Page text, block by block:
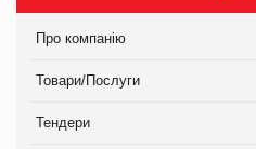
Про компанію
Товари/Послуги
Тендери